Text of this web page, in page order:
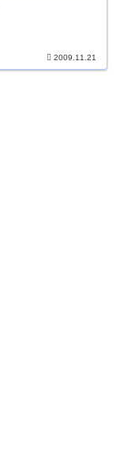
2009.11.21